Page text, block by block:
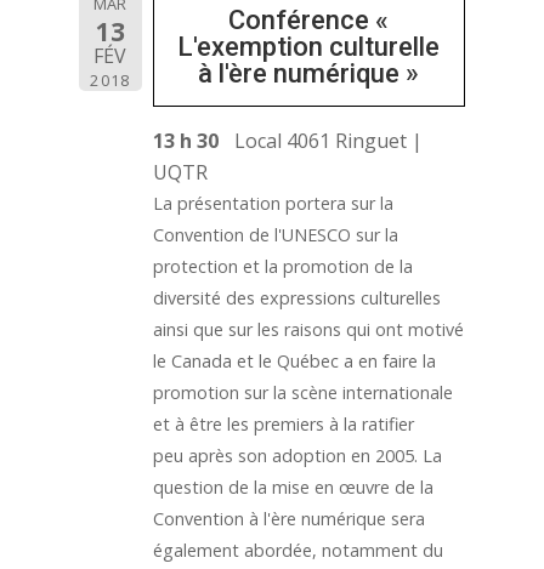
13
FÉV
2018
Conférence «
L'exemption culturelle
à l'ère numérique »
13 h 30
Local 4061 Ringuet |
UQTR
La présentation portera sur la
Convention de l'UNESCO sur la
protection et la promotion de la
diversité des expressions culturelles
ainsi que sur les raisons qui ont motivé
le Canada et le Québec a en faire la
promotion sur la scène internationale
et à être les premiers à la ratifier
peu après son adoption en 2005. La
question de la mise en œuvre de la
Convention à l'ère numérique sera
également abordée, notamment du